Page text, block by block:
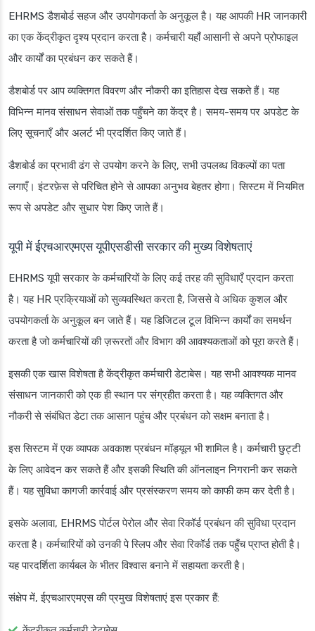
EHRMS डैशबोर्ड सहज और उपयोगकर्ता के अनुकूल है। यह आपकी HR जानकारी
का एक केंद्रीकृत दृश्य प्रदान करता है। कर्मचारी यहाँ आसानी से अपने प्रोफाइल
और कार्यों का प्रबंधन कर सकते हैं।
डैशबोर्ड पर आप व्यक्तिगत विवरण और नौकरी का इतिहास देख सकते हैं। यह
विभिन्न मानव संसाधन सेवाओं तक पहुँचने का केंद्र है। समय-समय पर अपडेट के
लिए सूचनाएँ और अलर्ट भी प्रदर्शित किए जाते हैं।
डैशबोर्ड का प्रभावी ढंग से उपयोग करने के लिए, सभी उपलब्ध विकल्पों का पता
लगाएँ। इंटरफ़ेस से परिचित होने से आपका अनुभव बेहतर होगा। सिस्टम में नियमित
रूप से अपडेट और सुधार पेश किए जाते हैं।
यूपी में ईएचआरएमएस यूपीएसडीसी सरकार की मुख्य विशेषताएं
EHRMS यूपी सरकार के कर्मचारियों के लिए कई तरह की सुविधाएँ प्रदान करता
है। यह HR प्रक्रियाओं को सुव्यवस्थित करता है, जिससे वे अधिक कुशल और
उपयोगकर्ता के अनुकूल बन जाते हैं। यह डिजिटल टूल विभिन्न कार्यों का समर्थन
करता है जो कर्मचारियों की ज़रूरतों और विभाग की आवश्यकताओं को पूरा करते हैं।
इसकी एक खास विशेषता है केंद्रीकृत कर्मचारी डेटाबेस। यह सभी आवश्यक मानव
संसाधन जानकारी को एक ही स्थान पर संग्रहीत करता है। यह व्यक्तिगत और
नौकरी से संबंधित डेटा तक आसान पहुंच और प्रबंधन को सक्षम बनाता है।
इस सिस्टम में एक व्यापक अवकाश प्रबंधन मॉड्यूल भी शामिल है। कर्मचारी छुट्टी
के लिए आवेदन कर सकते हैं और इसकी स्थिति की ऑनलाइन निगरानी कर सकते
हैं। यह सुविधा कागजी कार्रवाई और प्रसंस्करण समय को काफी कम कर देती है।
इसके अलावा, EHRMS पोर्टल पेरोल और सेवा रिकॉर्ड प्रबंधन की सुविधा प्रदान
करता है। कर्मचारियों को उनकी पे स्लिप और सेवा रिकॉर्ड तक पहुँच प्राप्त होती है।
यह पारदर्शिता कार्यबल के भीतर विश्वास बनाने में सहायता करती है।
संक्षेप में, ईएचआरएमएस की प्रमुख विशेषताएं इस प्रकार हैं: